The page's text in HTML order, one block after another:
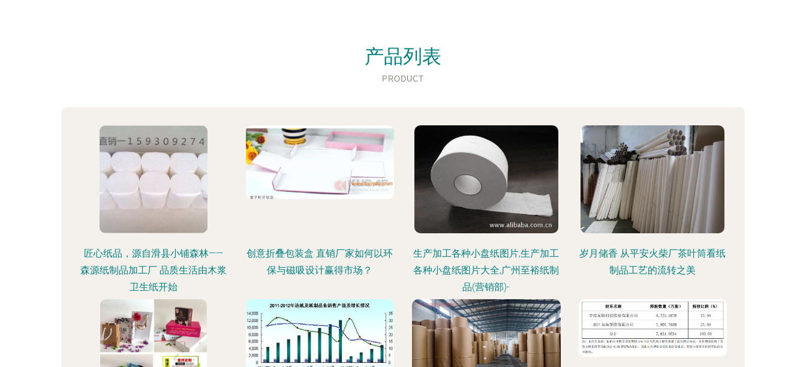
产品列表
PRODUCT
匠心纸品，源自滑县小铺森林——
森源纸制品加工厂 品质生活由木浆
卫生纸开始
创意折叠包装盒 直销厂家如何以环
保与磁吸设计赢得市场？
生产加工各种小盘纸图片,生产加工
各种小盘纸图片大全,广州至裕纸制
品(营销部)-
岁月储香 从平安火柴厂茶叶筒看纸
制品工艺的流转之美